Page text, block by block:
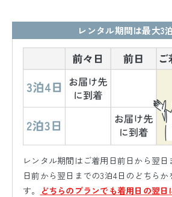
レンタル期間は最大3
レンタル期間はご着用日前日から翌日
日前から翌日までの3泊4日のどちら
す。
どちらのプランでも着用日の翌